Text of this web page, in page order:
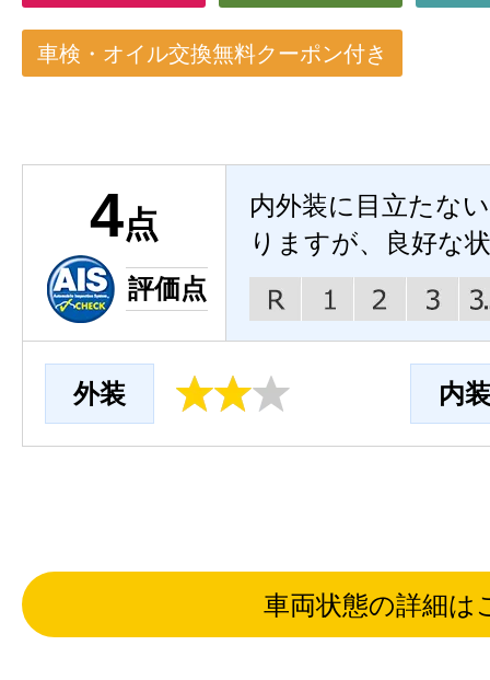
車検・オイル交換無料クーポン付き
4点
評価点
内外装に目立たな
りますが、良好な
外装 内装
車両状態の詳細は